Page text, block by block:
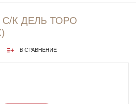
С/К ДЕЛЬ ТОРО
В СРАВНЕНИЕ